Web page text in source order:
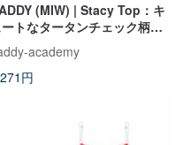
(MIW) | Stacy Top：キ
ートなタータンチェック柄の
ルターネックトップス
academy
円